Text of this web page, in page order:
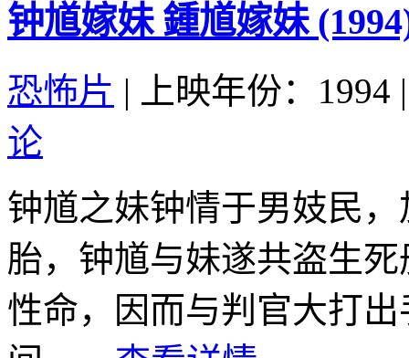
钟馗嫁妹 鍾馗嫁妹
恐怖片 | 上映年份：1994 |
论
钟馗之妹钟情于男妓民
胎，钟馗与妹遂共盗生
性命，因而与判官大打